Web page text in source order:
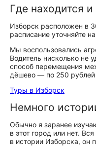
Где находится
Изборск расположен в
расписание уточняйте
Мы воспользовались
Водитель нисколько не
способ перемещения
дёшево — по 250 рублей
Туры в Изборск
Немного
Обычно я заранее
в этот город или нет.
в истории Изборска, он